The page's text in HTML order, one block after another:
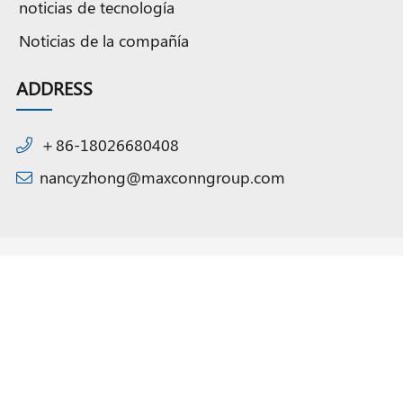
noticias de tecnología
Noticias de la compañía
ADDRESS
＋86-18026680408
nancyzhong@maxconngroup.com